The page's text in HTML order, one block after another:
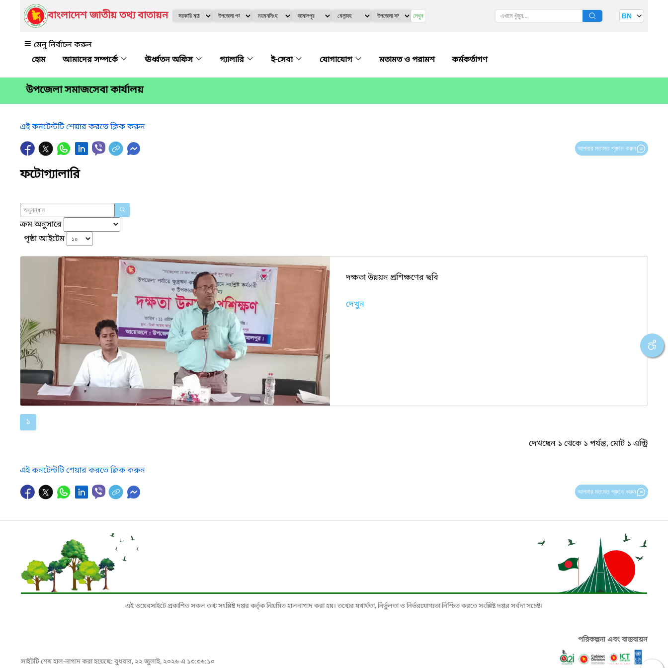
বাংলাদেশ জাতীয় তথ্য বাতায়ন দেখুন BN
মেনু নির্বাচন করুন
আমাদের সম্পর্কে
ঊর্ধ্বতন অফিস গ্যালারি ই-সেবা যোগাযোগ মতামত ও পরামশ কর্মকর্তাগণ
উপজেলা সমাজসেবা কার্যালয়
এই কনটেন্টটি শেয়ার করতে ক্লিক করুন
আপনার মতামত প্রদান করুন
ফটোগ্যালারি
ক্রম অনুসারে
পৃষ্ঠা আইটেম
দক্ষতা উন্নয়ন প্রশিক্ষণের ছবি
দেখুন
১
দেখছেন ১ থেকে ১ পর্যন্ত, মোট ১ এন্ট্রি
এই কনটেন্টটি শেয়ার করতে ক্লিক করুন
আপনার মতামত প্রদান করুন
এই ওয়েবসাইটে প্রকাশিত সকল তথ্য সংশ্লিষ্ট দপ্তর কর্তৃক নিয়মিত হালনাগাদ করা হয়। তথ্যের যথার্থতা, নির্ভুলতা ও নির্ভরযোগ্যতা নিশ্চিত করতে সংশ্লিষ্ট দপ্তর সর্বদা সচেষ্ট।
সাইটটি শেষ হাল-নাগাদ করা হয়েছে: বুধবার, ২২ জুলাই, ২০২৬ এ ১৩:৩৬:১০
পরিকল্পনা এবং বাস্তবায়ন